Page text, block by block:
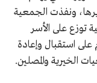
ونفذت الجمعية
على الأسر
استقبال وإعادة
الخيرية والمصلين.